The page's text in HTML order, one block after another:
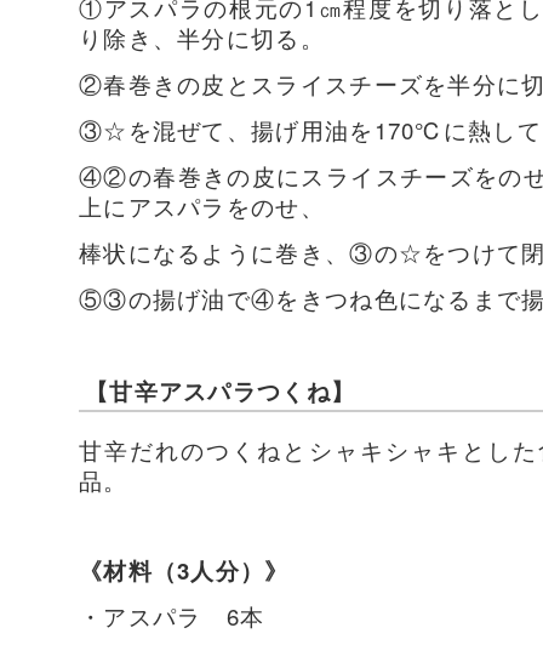
①アスパラの根元の1㎝程度を切り落と
り除き、半分に切る。
②春巻きの皮とスライスチーズを半分に
③☆を混ぜて、揚げ用油を170℃に熱し
④②の春巻きの皮にスライスチーズをの
上にアスパラをのせ、
棒状になるように巻き、③の☆をつけて
⑤③の揚げ油で④をきつね色になるまで
【甘辛アスパラつくね】
甘辛だれのつくねとシャキシャキとし
品。
《材料（3人分）》
・アスパラ 6本